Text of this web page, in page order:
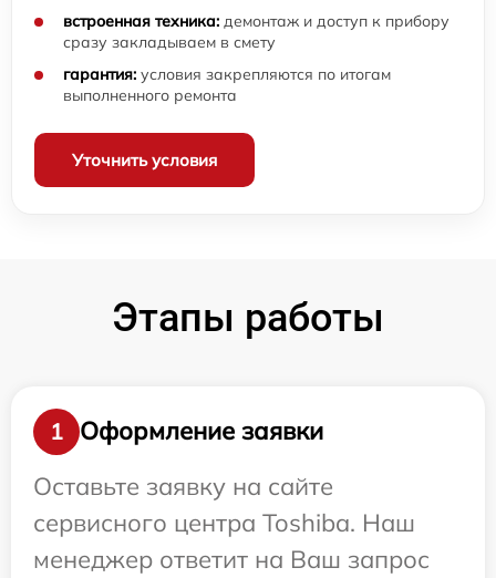
встроенная техника: демонтаж и доступ к прибору
сразу закладываем в смету
гарантия: условия закрепляются по итогам
выполненного ремонта
Уточнить условия
Этапы работы
1
Оформление заявки
Оставьте заявку на сайте
сервисного центра Toshiba. Наш
менеджер ответит на Ваш запрос